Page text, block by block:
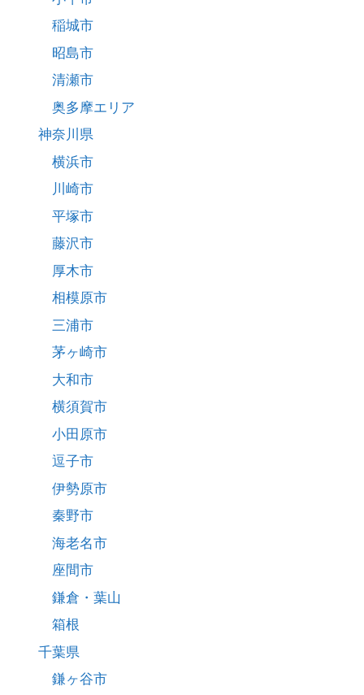
稲城市
昭島市
清瀬市
奥多摩エリア
神奈川県
横浜市
川崎市
平塚市
藤沢市
厚木市
相模原市
三浦市
茅ヶ崎市
大和市
横須賀市
小田原市
逗子市
伊勢原市
秦野市
海老名市
座間市
鎌倉・葉山
箱根
千葉県
鎌ヶ谷市